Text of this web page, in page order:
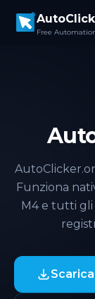
Free
Funziona
M4 e tutti gli